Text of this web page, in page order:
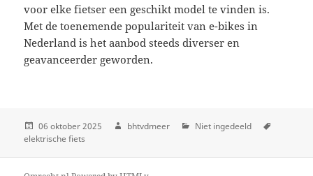
voor elke fietser een geschikt model te vinden is.
Met de toenemende populariteit van e-bikes in
Nederland is het aanbod steeds diverser en
geavanceerder geworden.
06 oktober 2025 bhtvdmeer
Niet ingedeeld
elektrische fiets